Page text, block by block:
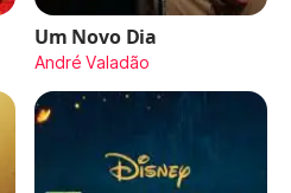
Um Novo Dia
André Valadão